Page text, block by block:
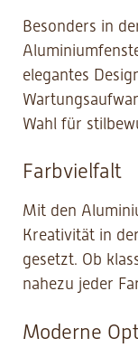
Besonders in
elegantes
Wahl für
Farbvielfalt
Mit den
Kreativität in
gesetzt. Ob
nahezu jeder
Moderne